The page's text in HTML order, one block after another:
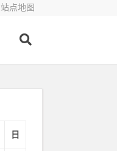
站点地图
日